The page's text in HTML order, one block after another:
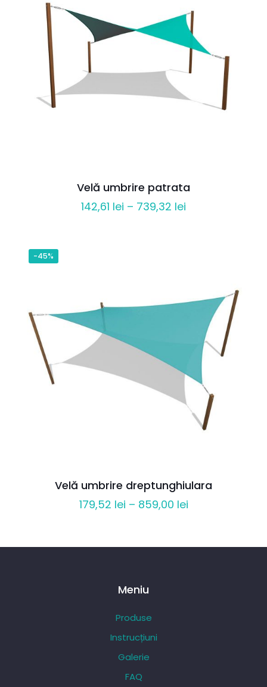
448,41 lei
Velă umbrire patrata
142,61 lei – 739,32 lei
739,32 lei
-45%
Velă umbrire dreptunghiulara
179,52 lei – 859,00 leiInterval
Meniu
Produse
Instrucțiuni
Galerie
FAQ